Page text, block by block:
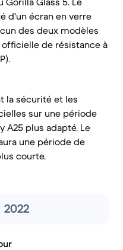
d'un écran en verre
des deux modèles
de résistance à
la sécurité et les
sur une période
A25 plus adapté. Le
une période de
courte.
2022